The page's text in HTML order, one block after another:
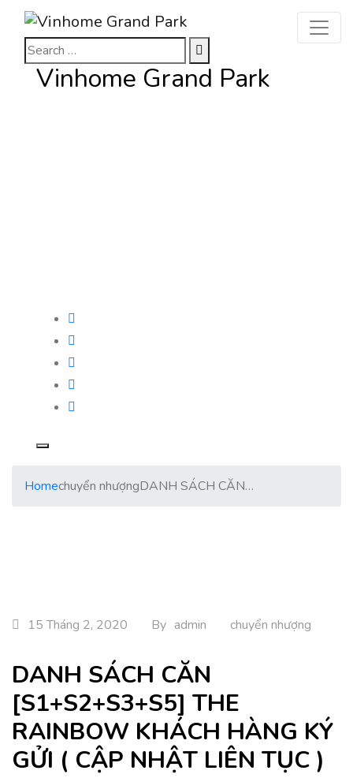
Vinhome Grand Park
Homechuyển nhượngDANH SÁCH CĂN…
15 Tháng 2, 2020 By admin chuyển nhượng
DANH SÁCH CĂN
[S1+S2+S3+S5] THE
RAINBOW KHÁCH HÀNG KÝ
GỬI ( CẬP NHẬT LIÊN TỤC )